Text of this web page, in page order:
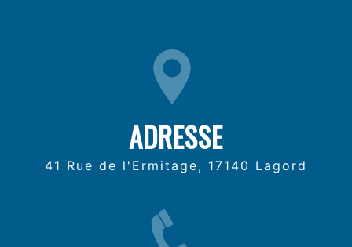
ADRESSE
41 Rue de l'Ermitage, 17140 Lagord